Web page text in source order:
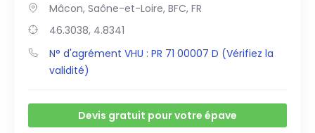
Mâcon, Saône-et-Loire, BFC, FR
46.3038, 4.8341
N° d'agrément VHU : PR 71 00007 D (Vérifiez la
validité)
Devis gratuit pour votre épave